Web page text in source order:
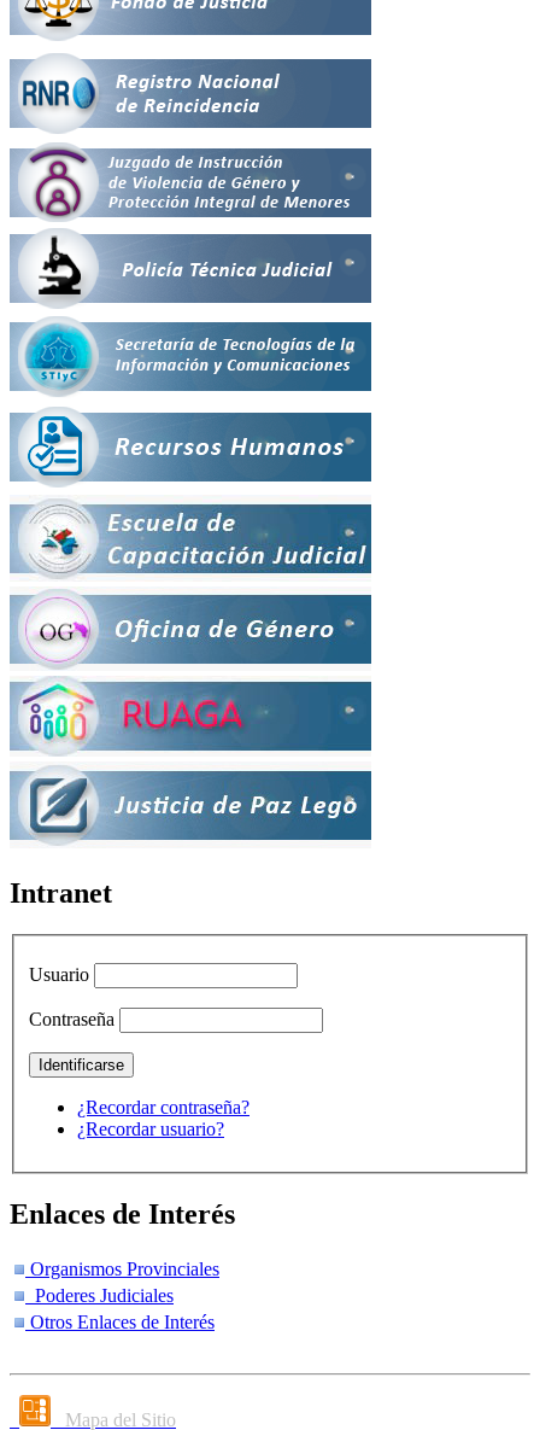
Intranet
Usuario
Contraseña
¿Recordar contraseña?
¿Recordar usuario?
Enlaces de Interés
Organismos Provinciales
Poderes Judiciales
Otros Enlaces de Interés
Mapa del Sitio